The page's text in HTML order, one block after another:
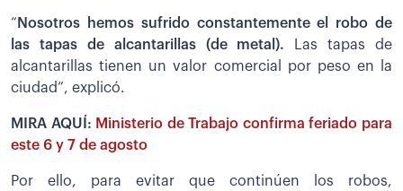
“ Nosotros hemos sufrido constantemente el robo de
las tapas de alcantarillas (de metal). Las tapas de
alcantarillas tienen un valor comercial por peso en la
ciudad”, explicó.
MIRA AQUÍ: Ministerio de Trabajo confirma feriado para
este 6 y 7 de agosto
Por ello, para evitar que continúen los robos,